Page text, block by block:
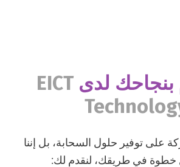
بنجاحك لدى EICT
على توفير حلول السحابة، بل إننا
في طريقك، لنقدم لك: